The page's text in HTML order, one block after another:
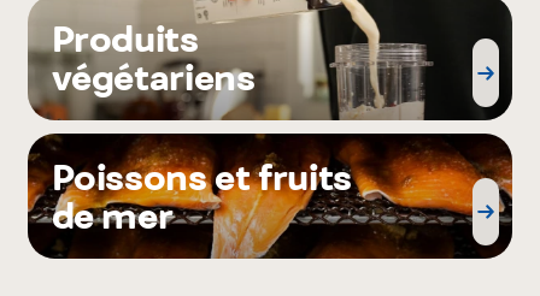
Produits
végétariens
Poissons et fruits
de mer